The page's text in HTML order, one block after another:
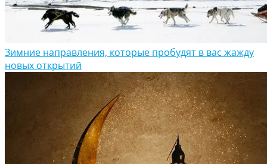
Зимние направления, которые пробудят в вас жажду
новых открытий